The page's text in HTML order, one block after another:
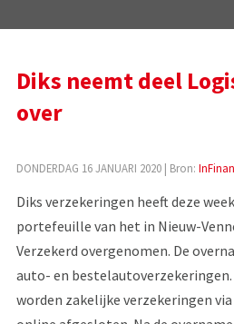
Diks neemt deel
over
DONDERDAG 16 JANUARI 2020| Bron:
Diks verzekeringen heeft deze
portefeuille van het in Nieuw-
Verzekerd overgenomen. De
auto- en bestelautoverzekeringen.
worden zakelijke verzekeringen